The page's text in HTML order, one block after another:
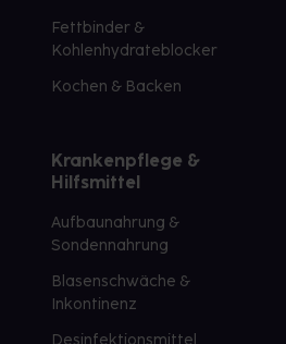
Fettbinder &
Kohlenhydrateblocker
Kochen & Backen
Krankenpflege &
Hilfsmittel
Aufbaunahrung &
Sondennahrung
Blasenschwäche &
Inkontinenz